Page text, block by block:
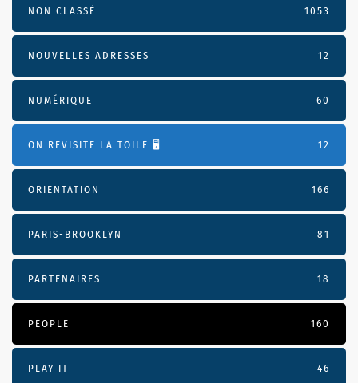
NON CLASSÉ 1053
NOUVELLES ADRESSES 12
NUMÉRIQUE 60
ON REVISITE LA TOILE 🖥️ 12
ORIENTATION 166
PARIS-BROOKLYN 81
PARTENAIRES 18
PEOPLE 160
PLAY IT 46